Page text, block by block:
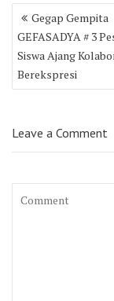
Post
navigation
Gegap Gempita
GEFASADYA # 3
Siswa Ajang
Berekspresi
Leave a Comment